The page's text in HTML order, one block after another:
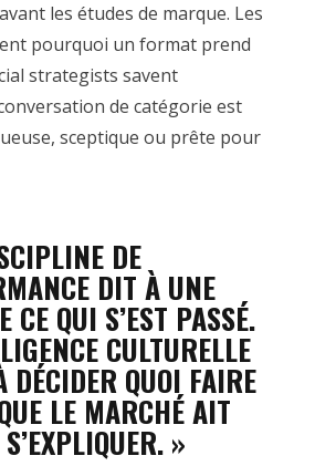
les études de marque. Les
pourquoi un format prend
strategists savent
de catégorie est
sceptique ou prête pour
DE
DIT À UNE
CE QUI S’EST PASSÉ.
CULTURELLE
DÉCIDER QUOI FAIRE
LE MARCHÉ AIT
»